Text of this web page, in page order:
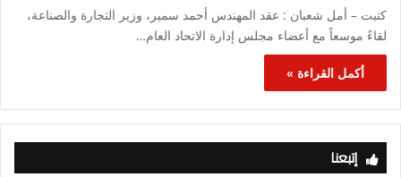
كتبت – أمل شعبان : عقد المهندس أحمد سمير، وزير التجارة والصناعة،
لقاءً موسعاً مع أعضاء مجلس إدارة الاتحاد العام…
أكمل القراءة »
إتبعنا